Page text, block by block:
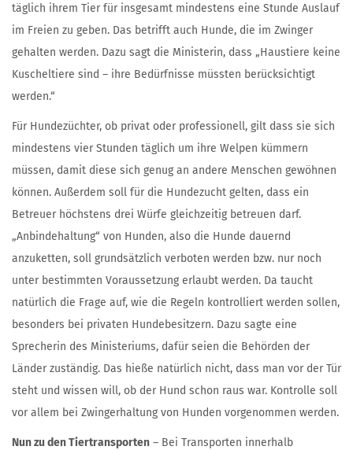
täglich ihrem Tier für insgesamt mindestens eine Stunde Auslauf
im Freien zu geben. Das betrifft auch Hunde, die im Zwinger
gehalten werden. Dazu sagt die Ministerin, dass „Haustiere keine
Kuscheltiere sind – ihre Bedürfnisse müssten berücksichtigt
werden.“
Für Hundezüchter, ob privat oder professionell, gilt dass sie sich
mindestens vier Stunden täglich um ihre Welpen kümmern
müssen, damit diese sich genug an andere Menschen gewöhnen
können. Außerdem soll für die Hundezucht gelten, dass ein
Betreuer höchstens drei Würfe gleichzeitig betreuen darf.
„Anbindehaltung“ von Hunden, also die Hunde dauernd
anzuketten, soll grundsätzlich verboten werden bzw. nur noch
unter bestimmten Voraussetzung erlaubt werden. Da taucht
natürlich die Frage auf, wie die Regeln kontrolliert werden sollen,
besonders bei privaten Hundebesitzern. Dazu sagte eine
Sprecherin des Ministeriums, dafür seien die Behörden der
Länder zuständig. Das hieße natürlich nicht, dass man vor der Tür
steht und wissen will, ob der Hund schon raus war. Kontrolle soll
vor allem bei Zwingerhaltung von Hunden vorgenommen werden.
Nun zu den Tiertransporten – Bei Transporten innerhalb